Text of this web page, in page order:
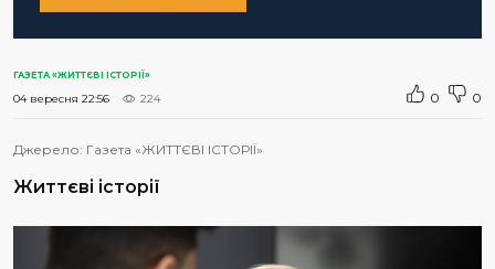
ГАЗЕТА «ЖИТТЄВІ ІСТОРІЇ»
04 вересня 22:56 224 0 0
Джерело: Газета «ЖИТТЄВІ ІСТОРІЇ»
Життєві історії